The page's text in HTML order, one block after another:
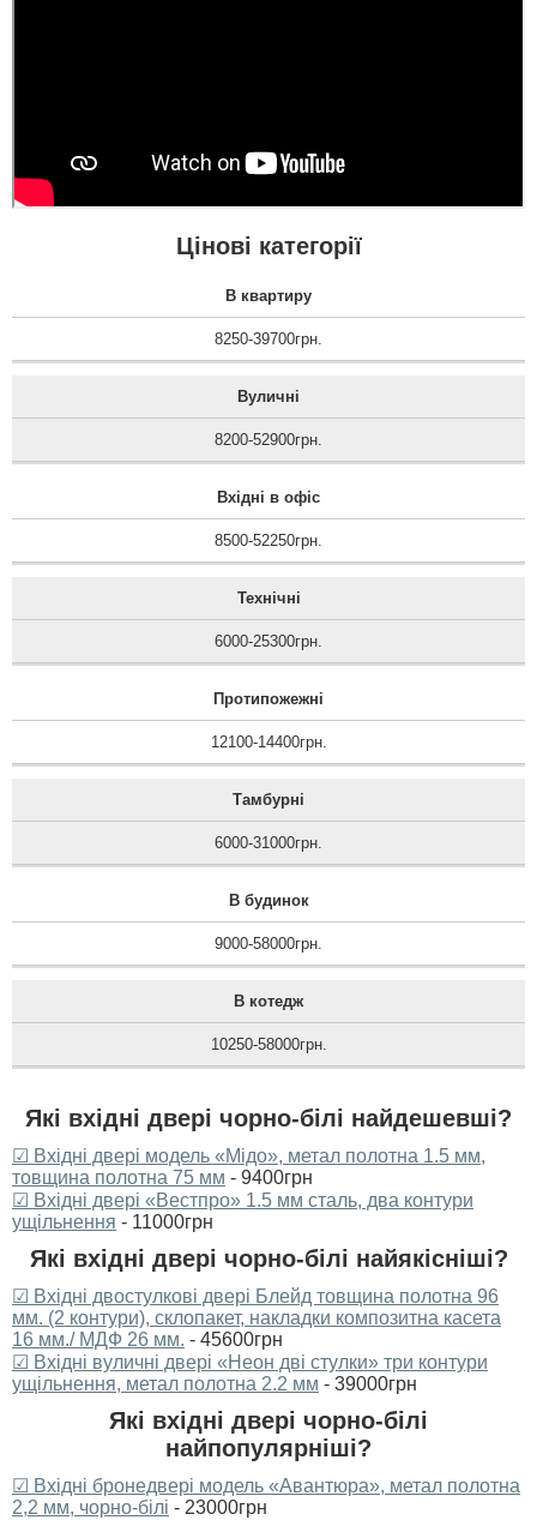
Цінові категорії
В квартиру
8250-39700грн.
Вуличні
8200-52900грн.
Вхідні в офіс
8500-52250грн.
Технічні
6000-25300грн.
Протипожежні
12100-14400грн.
Тамбурні
6000-31000грн.
В будинок
9000-58000грн.
В котедж
10250-58000грн.
Які вхідні двері чорно-білі найдешевші?
☑ Вхідні двері модель «Мідо», метал полотна 1.5 мм,
товщина полотна 75 мм - 9400грн
☑ Вхідні двері «Вестпро» 1.5 мм сталь, два контури
ущільнення - 11000грн
Які вхідні двері чорно-білі найякісніші?
☑ Вхідні двостулкові двері Блейд товщина полотна 96
мм. (2 контури), склопакет, накладки композитна касета
16 мм./ МДФ 26 мм. - 45600грн
☑ Вхідні вуличні двері «Неон дві стулки» три контури
ущільнення, метал полотна 2.2 мм - 39000грн
Які вхідні двері чорно-білі
найпопулярніші?
☑ Вхідні бронедвері модель «Авантюра», метал полотна
2,2 мм, чорно-білі - 23000грн